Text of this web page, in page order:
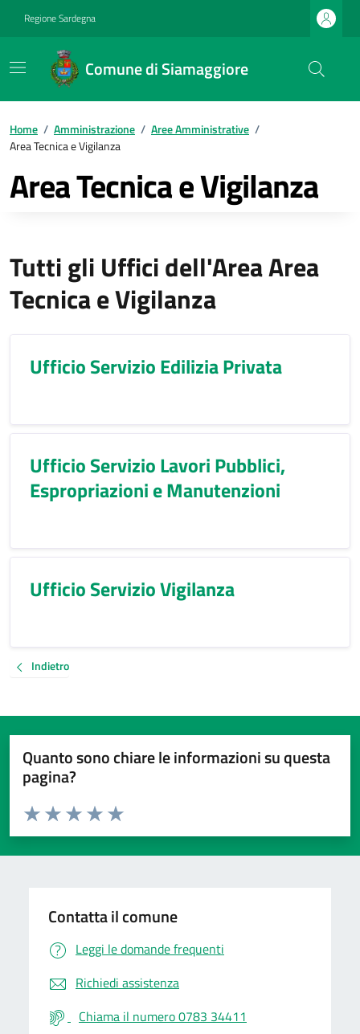
Regione Sardegna
Comune di Siamaggiore
Home / Amministrazione / Aree Amministrative /
Area Tecnica e Vigilanza
Area Tecnica e Vigilanza
Tutti gli Uffici dell'Area Area
Tecnica e Vigilanza
Ufficio Servizio Edilizia Privata
Ufficio Servizio Lavori Pubblici,
Espropriazioni e Manutenzioni
Ufficio Servizio Vigilanza
Indietro
Quanto sono chiare le informazioni su questa
pagina?
Valuta da 1 a 5 stelle la pagina
Valuta 5 stelle su 5
Valuta 4 stelle su 5
Valuta 3 stelle su 5
Valuta 2 stelle su 5
Valuta 1 stelle su 5
Contatta il comune
Leggi le domande frequenti
Richiedi assistenza
Chiama il numero 0783 34411